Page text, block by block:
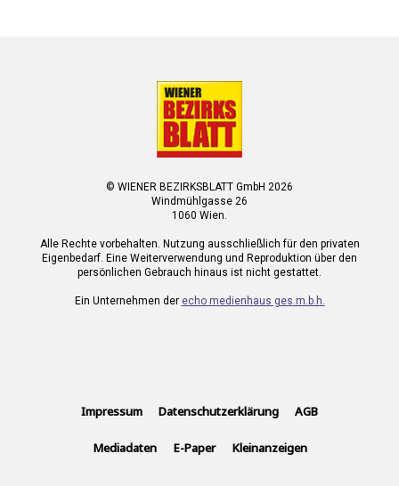
© WIENER BEZIRKSBLATT GmbH 2026
Windmühlgasse 26
1060 Wien.
Alle Rechte vorbehalten. Nutzung ausschließlich für den privaten
Eigenbedarf. Eine Weiterverwendung und Reproduktion über den
persönlichen Gebrauch hinaus ist nicht gestattet.
Ein Unternehmen der echo medienhaus ges.m.b.h.
Impressum Datenschutzerklärung AGB
Mediadaten E-Paper Kleinanzeigen